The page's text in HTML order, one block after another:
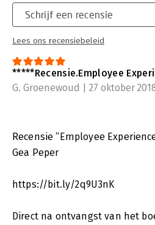
Schrijf een recensie
Lees ons recensiebeleid
*****Recensie.Employee
G. Groenewoud | 27 oktober
Recensie “Employee
Gea Peper
https://bit.ly/2q9U3nK
Direct na ontvangst van het